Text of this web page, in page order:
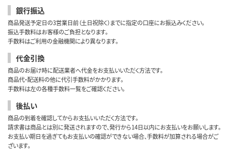
銀行振込
商品発送予定日の3営業日前（土日祝除く）までに指定の口座にお振込みください。
振込手数料はお客様のご負担となります。
手数料はご利用の金融機関により異なります。
代金引換
商品のお届け時に配送業者へ代金をお支払いいただく方法です。
商品代・配送料の他に代引手数料がかかります。
手数料は左の各種手数料一覧をご確認ください。
後払い
商品の到着を確認してからお支払いいただく方法です。
請求書は商品とは別に発送されますので、発行から14日以内にお支払いをお願いします。
お支払い期日を過ぎてもお支払いの確認ができない場合、手数料が加算される場合がご
ざいます。